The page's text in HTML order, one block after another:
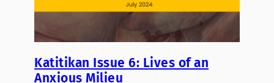
Katitikan Issue 6: Lives of an
Anxious Milieu